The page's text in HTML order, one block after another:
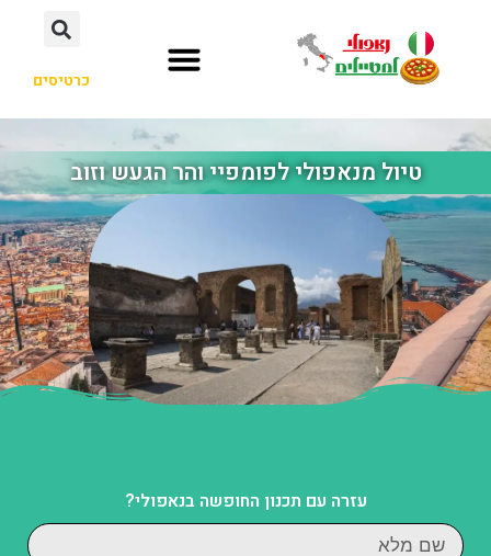
כרטיסים
טיול מנאפולי לפומפיי והר הגעש וזוב
עזרה עם תכנון החופשה בנאפולי?